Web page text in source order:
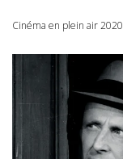
Cinéma en plein air 2020